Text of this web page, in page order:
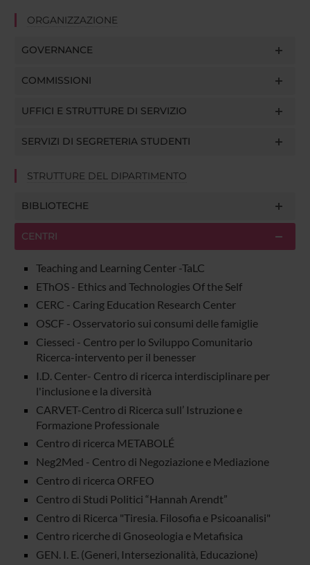
ORGANIZZAZIONE
GOVERNANCE
COMMISSIONI
UFFICI E STRUTTURE DI SERVIZIO
SERVIZI DI SEGRETERIA STUDENTI
STRUTTURE DEL DIPARTIMENTO
BIBLIOTECHE
CENTRI
Teaching and Learning Center -TaLC
EThOS - Ethics and Technologies Of the Self
CERC - Caring Education Research Center
OSCF - Osservatorio sui consumi delle famiglie
Ciesseci - Centro per lo Sviluppo Comunitario
Ricerca-intervento per il benesser
I.D. Center- Centro di ricerca interdisciplinare per
l'inclusione e la diversità
CARVET-Centro di Ricerca sull’ Istruzione e
Formazione Professionale
Centro di ricerca METABOLÉ
Neg2Med - Centro di Negoziazione e Mediazione
Centro di ricerca ORFEO
Centro di Studi Politici “Hannah Arendt”
Centro di Ricerca "Tiresia. Filosofia e Psicoanalisi"
Centro ricerche di Gnoseologia e Metafisica
GEN. I. E. (Generi, Intersezionalità, Educazione)